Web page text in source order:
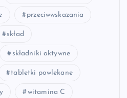
przeciwwskazania
skład
składniki aktywne
tabletki powlekane
witamina C